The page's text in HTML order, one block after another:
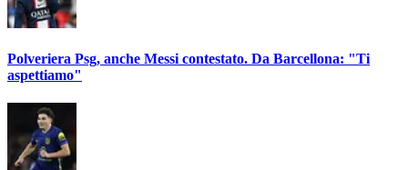
Polveriera Psg, anche Messi contestato. Da Barcellona: "Ti
aspettiamo"